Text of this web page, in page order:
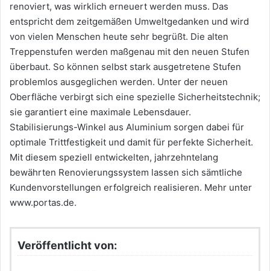
renoviert, was wirklich erneuert werden muss. Das
entspricht dem zeitgemäßen Umweltgedanken und wird
von vielen Menschen heute sehr begrüßt. Die alten
Treppenstufen werden maßgenau mit den neuen Stufen
überbaut. So können selbst stark ausgetretene Stufen
problemlos ausgeglichen werden. Unter der neuen
Oberfläche verbirgt sich eine spezielle Sicherheitstechnik;
sie garantiert eine maximale Lebensdauer.
Stabilisierungs-Winkel aus Aluminium sorgen dabei für
optimale Trittfestigkeit und damit für perfekte Sicherheit.
Mit diesem speziell entwickelten, jahrzehntelang
bewährten Renovierungssystem lassen sich sämtliche
Kundenvorstellungen erfolgreich realisieren. Mehr unter
www.portas.de.
Veröffentlicht von: